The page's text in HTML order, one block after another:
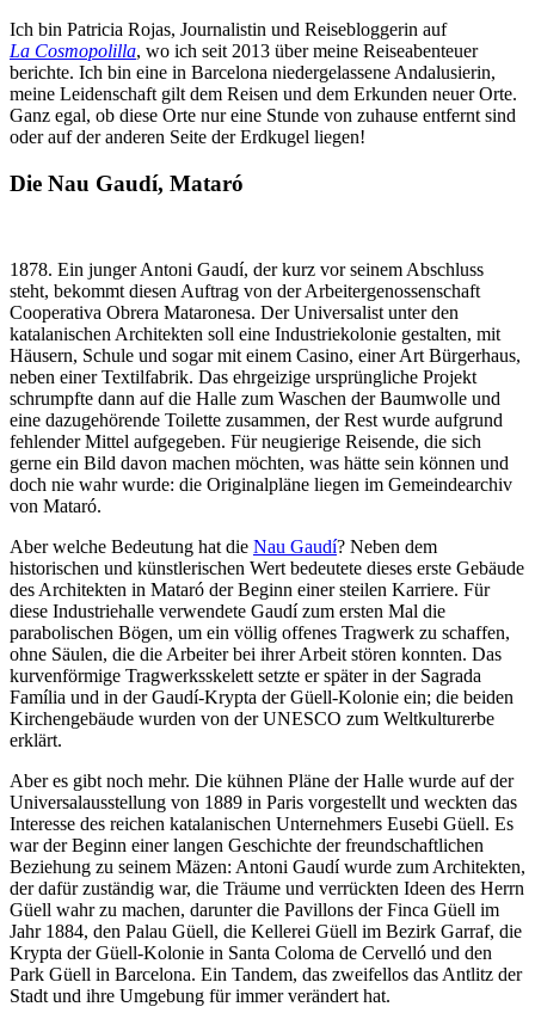
Ich bin Patricia Rojas, Journalistin und Reisebloggerin auf
La Cosmopolilla, wo ich seit 2013 über meine Reiseabenteuer
berichte. Ich bin eine in Barcelona niedergelassene Andalusierin,
meine Leidenschaft gilt dem Reisen und dem Erkunden neuer Orte.
Ganz egal, ob diese Orte nur eine Stunde von zuhause entfernt sind
oder auf der anderen Seite der Erdkugel liegen!
Die Nau Gaudí, Mataró
1878. Ein junger Antoni Gaudí, der kurz vor seinem Abschluss
steht, bekommt diesen Auftrag von der Arbeitergenossenschaft
Cooperativa Obrera Mataronesa. Der Universalist unter den
katalanischen Architekten soll eine Industriekolonie gestalten, mit
Häusern, Schule und sogar mit einem Casino, einer Art Bürgerhaus,
neben einer Textilfabrik. Das ehrgeizige ursprüngliche Projekt
schrumpfte dann auf die Halle zum Waschen der Baumwolle und
eine dazugehörende Toilette zusammen, der Rest wurde aufgrund
fehlender Mittel aufgegeben. Für neugierige Reisende, die sich
gerne ein Bild davon machen möchten, was hätte sein können und
doch nie wahr wurde: die Originalpläne liegen im Gemeindearchiv
von Mataró.
Aber welche Bedeutung hat die Nau Gaudí? Neben dem
historischen und künstlerischen Wert bedeutete dieses erste Gebäude
des Architekten in Mataró der Beginn einer steilen Karriere. Für
diese Industriehalle verwendete Gaudí zum ersten Mal die
parabolischen Bögen, um ein völlig offenes Tragwerk zu schaffen,
ohne Säulen, die die Arbeiter bei ihrer Arbeit stören konnten. Das
kurvenförmige Tragwerksskelett setzte er später in der Sagrada
Família und in der Gaudí-Krypta der Güell-Kolonie ein; die beiden
Kirchengebäude wurden von der UNESCO zum Weltkulturerbe
erklärt.
Aber es gibt noch mehr. Die kühnen Pläne der Halle wurde auf der
Universalausstellung von 1889 in Paris vorgestellt und weckten das
Interesse des reichen katalanischen Unternehmers Eusebi Güell. Es
war der Beginn einer langen Geschichte der freundschaftlichen
Beziehung zu seinem Mäzen: Antoni Gaudí wurde zum Architekten,
der dafür zuständig war, die Träume und verrückten Ideen des Herrn
Güell wahr zu machen, darunter die Pavillons der Finca Güell im
Jahr 1884, den Palau Güell, die Kellerei Güell im Bezirk Garraf, die
Krypta der Güell-Kolonie in Santa Coloma de Cervelló und den
Park Güell in Barcelona. Ein Tandem, das zweifellos das Antlitz der
Stadt und ihre Umgebung für immer verändert hat.